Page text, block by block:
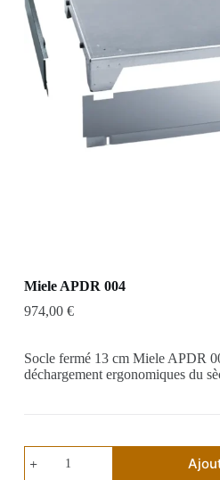
Miele APDR 004
974,00 €
Socle fermé 13 cm Miele APDR
déchargement ergonomiques du